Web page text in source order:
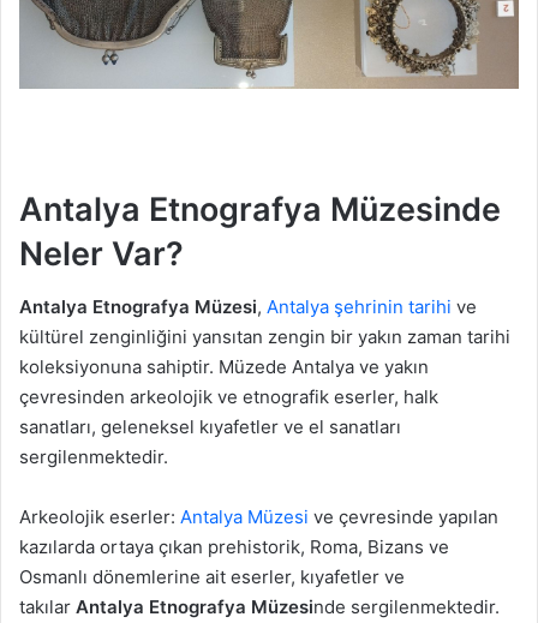
Antalya Etnografya Müzesinde
Neler Var?
Antalya Etnografya Müzesi, Antalya şehrinin tarihi ve
kültürel zenginliğini yansıtan zengin bir yakın zaman tarihi
koleksiyonuna sahiptir. Müzede Antalya ve yakın
çevresinden arkeolojik ve etnografik eserler, halk
sanatları, geleneksel kıyafetler ve el sanatları
sergilenmektedir.
Arkeolojik eserler: Antalya Müzesi ve çevresinde yapılan
kazılarda ortaya çıkan prehistorik, Roma, Bizans ve
Osmanlı dönemlerine ait eserler, kıyafetler ve
takılar Antalya Etnografya Müzesinde sergilenmektedir.